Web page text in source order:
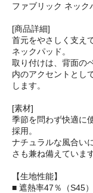
ファブリック ネッ
[商品詳細]
首元をやさしく支え
ネックパッド。
取り付けは、背面の
内のアクセントとし
します。
[素材]
季節を問わず快適に
採用。
ナチュラルな風合い
さも兼ね備えています
【生地性能】
■ 遮熱率47％（S45